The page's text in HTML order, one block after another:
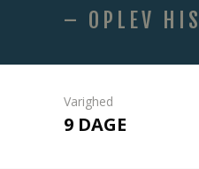
– OPLEV
Varighed
9 DAGE